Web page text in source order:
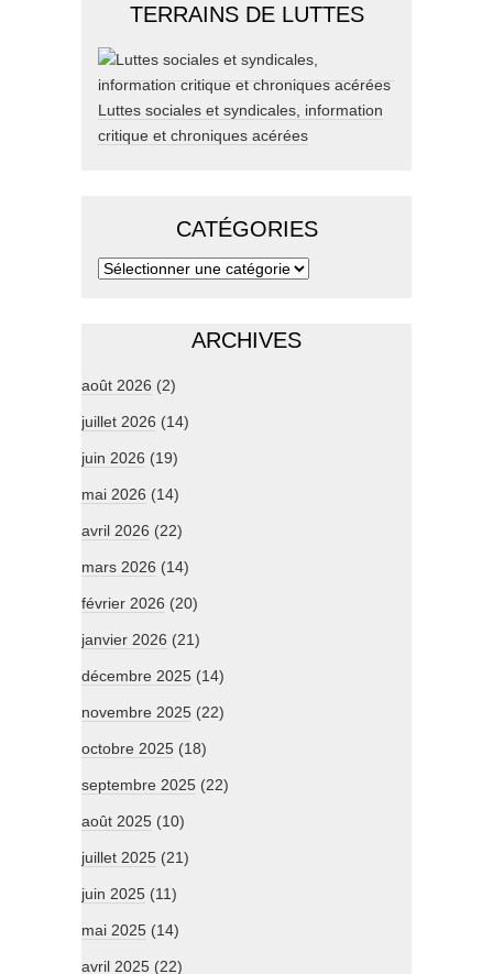
TERRAINS DE LUTTES
Luttes sociales et syndicales, information
critique et chroniques acérées
CATÉGORIES
ARCHIVES
août 2026 (2)
juillet 2026 (14)
juin 2026 (19)
mai 2026 (14)
avril 2026 (22)
mars 2026 (14)
février 2026 (20)
janvier 2026 (21)
décembre 2025 (14)
novembre 2025 (22)
octobre 2025 (18)
septembre 2025 (22)
août 2025 (10)
juillet 2025 (21)
juin 2025 (11)
mai 2025 (14)
avril 2025 (22)